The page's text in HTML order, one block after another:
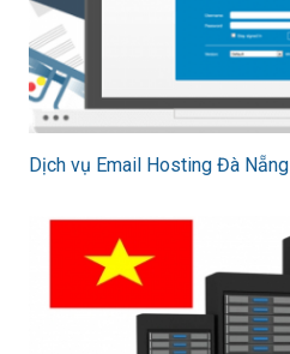
Dịch vụ Email Hosting Đà Nẵng